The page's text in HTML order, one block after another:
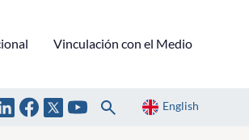
Vinculación con el Medio
English